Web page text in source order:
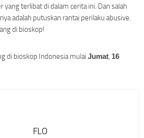
yang terlibat di dalam cerita ini. Dan salah
adalah putuskan rantai perilaku abusive.
di bioskop!
di bioskop Indonesia mulai Jumat, 16
FLO